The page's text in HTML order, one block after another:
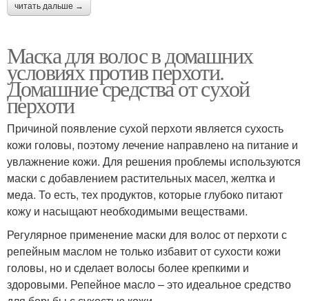
читать дальше →
Маска для волос в домашних
условиях против перхоти.
Домашние средства от сухой
перхоти
Причиной появление сухой перхоти является сухость
кожи головы, поэтому лечение направлено на питание и
увлажнение кожи. Для решения проблемы используются
маски с добавлением растительных масел, желтка и
меда. То есть, тех продуктов, которые глубоко питают
кожу и насыщают необходимыми веществами.
Регулярное применение маски для волос от перхоти с
репейным маслом не только избавит от сухости кожи
головы, но и сделает волосы более крепкими и
здоровыми. Репейное масло – это идеальное средство